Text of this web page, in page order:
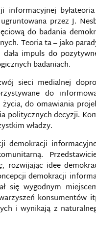
informacyjnej
przez J.
do badania
Teoria ta – jako
dała impuls do
badaniach.
sieci medialnej
do
do omawiania
politycznych decyzji.
władzy.
demokracji
rozwijając idee
demokracji
się wygodnym
konsumentów
i wynikają z